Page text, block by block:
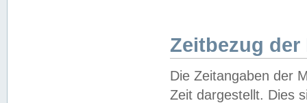
Zeitbezug der
Die Zeitangaben der
Zeit dargestellt. Dies